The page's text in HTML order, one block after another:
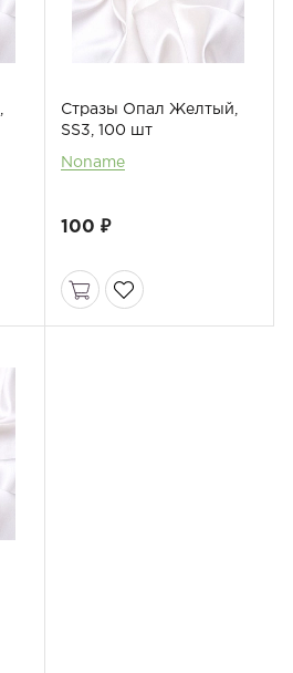
Стразы Опал Желтый,
SS3, 100 шт
Noname
100 ₽